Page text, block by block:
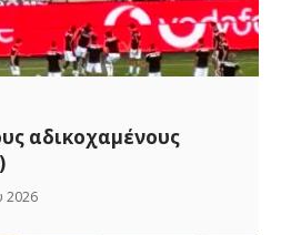
αδικοχαμένους
2026